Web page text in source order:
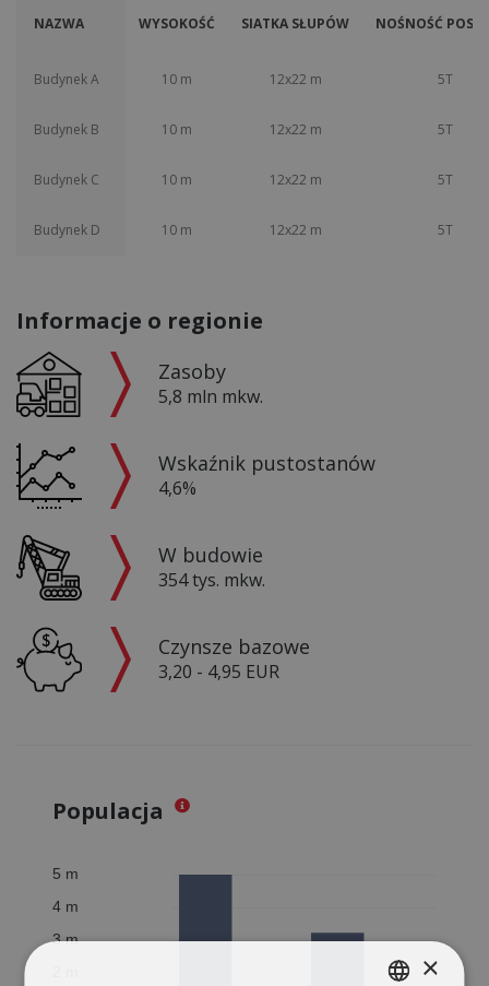
NAZWA WYSOKOŚĆ SIATKA SŁUPÓW NOŚNOŚĆ
Budynek A 10 m 12x22 m 5T
Budynek B 10 m 12x22 m 5T
Budynek C 10 m 12x22 m 5T
Budynek D 10 m 12x22 m 5T
Informacje o regionie
Zasoby
5,8 mln mkw.
Wskaźnik pustostanów
4,6%
W budowie
354 tys. mkw.
Czynsze bazowe
3,20 - 4,95 EUR
Populacja
×